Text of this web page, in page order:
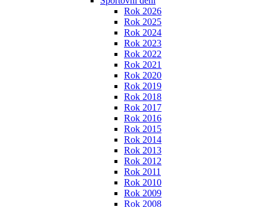
Rok 2026
Rok 2025
Rok 2024
Rok 2023
Rok 2022
Rok 2021
Rok 2020
Rok 2019
Rok 2018
Rok 2017
Rok 2016
Rok 2015
Rok 2014
Rok 2013
Rok 2012
Rok 2011
Rok 2010
Rok 2009
Rok 2008